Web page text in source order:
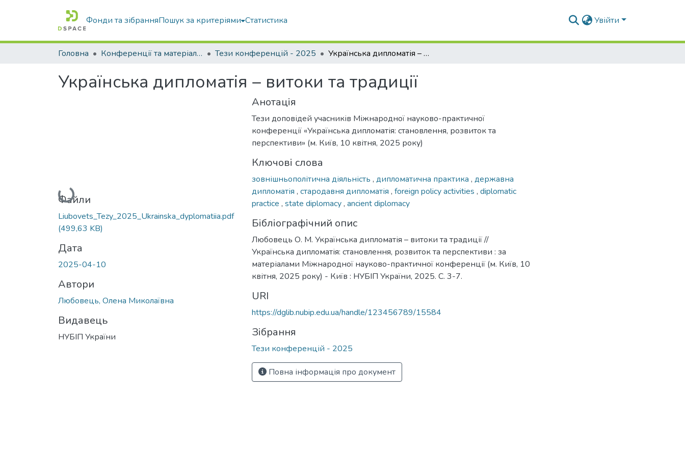
Фонди та зібранняПошук за критеріями Статистика Увійти
Головна Конференції та матеріали конференцій Тези конференцій - 2025 Українська дипломатія – витоки та традиції
Українська дипломатія – витоки та традиції
Вантажиться...
Файли
Liubovets_Tezy_2025_Ukrainska_dyplomatiia.pdf
(499,63 KB)
Дата
2025-04-10
Автори
Любовець, Олена Миколаївна
Видавець
НУБІП України
Анотація
Тези доповідей учасників Міжнародної науково-практичної
конференції «Українська дипломатія: становлення, розвиток та
перспективи» (м. Київ, 10 квітня, 2025 року)
Ключові слова
зовнішньополітична діяльність , дипломатична практика , державна
дипломатія , стародавня дипломатія , foreign policy activities , diplomatic
practice , state diplomacy, ancient diplomacy
Бібліографічний опис
Любовець О. М. Українська дипломатія – витоки та традиції //
Українська дипломатія: становлення, розвиток та перспективи : за
матеріалами Міжнародної науково-практичної конференції (м. Київ, 10
квітня, 2025 року) - Київ : НУБІП України, 2025. С. 3-7.
URI
https://dglib.nubip.edu.ua/handle/123456789/15584
Зібрання
Тези конференцій - 2025
Повна інформація про документ